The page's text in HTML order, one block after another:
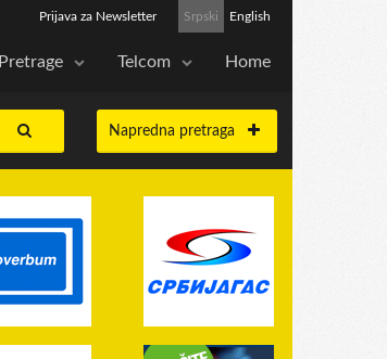
Srpski English
Prijava za Newsletter
Pretrage Telcom Home
Napredna pretraga